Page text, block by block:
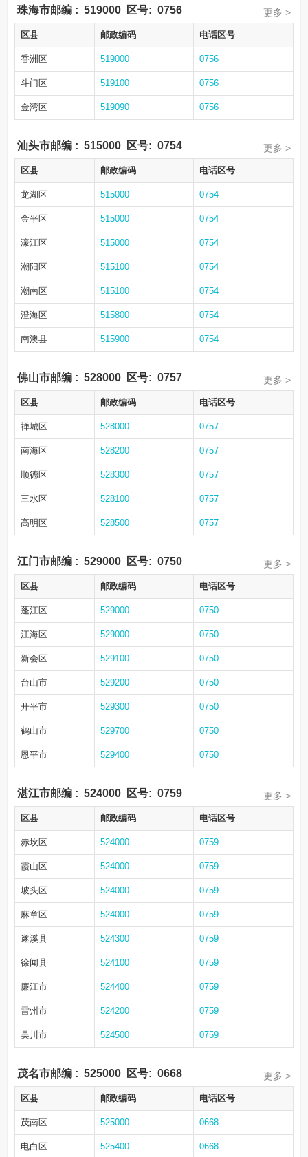
珠海市邮编 : 519000 区号: 0756 更多 >
区县 邮政编码 电话区号
香洲区 519000 0756
斗门区 519100 0756
金湾区 519090 0756
汕头市邮编 : 515000 区号: 0754 更多 >
区县 邮政编码 电话区号
龙湖区 515000 0754
金平区 515000 0754
濠江区 515000 0754
潮阳区 515100 0754
潮南区 515100 0754
澄海区 515800 0754
南澳县 515900 0754
佛山市邮编 : 528000 区号: 0757 更多 >
区县 邮政编码 电话区号
禅城区 528000 0757
南海区 528200 0757
顺德区 528300 0757
三水区 528100 0757
高明区 528500 0757
江门市邮编 : 529000 区号: 0750 更多 >
区县 邮政编码 电话区号
蓬江区 529000 0750
江海区 529000 0750
新会区 529100 0750
台山市 529200 0750
开平市 529300 0750
鹤山市 529700 0750
恩平市 529400 0750
湛江市邮编 : 524000 区号: 0759 更多 >
区县 邮政编码 电话区号
赤坎区 524000 0759
霞山区 524000 0759
坡头区 524000 0759
麻章区 524000 0759
遂溪县 524300 0759
徐闻县 524100 0759
廉江市 524400 0759
雷州市 524200 0759
吴川市 524500 0759
茂名市邮编 : 525000 区号: 0668 更多 >
区县 邮政编码 电话区号
茂南区 525000 0668
电白区 525400 0668